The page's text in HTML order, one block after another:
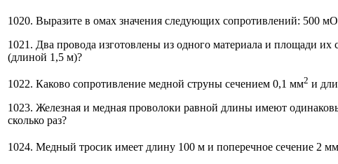
1020. Выразите в омах значения следующих сопротивлений: 500
1021. Два провода изготовлены из одного материала и площади
(длиной 1,5 м)?
1022. Каково сопротивление медной струны сечением 0,1 мм2 и
1023. Железная и медная проволоки равной длины имеют
сколько раз?
1024. Медный тросик имеет длину 100 м и поперечное сечение 2 мм